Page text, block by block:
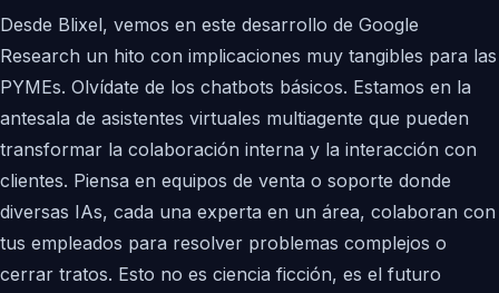
Desde Blixel, vemos en este desarrollo de Google
Research un hito con implicaciones muy tangibles para las
PYMEs. Olvídate de los chatbots básicos. Estamos en la
antesala de asistentes virtuales multiagente que pueden
transformar la colaboración interna y la interacción con
clientes. Piensa en equipos de venta o soporte donde
diversas IAs, cada una experta en un área, colaboran con
tus empleados para resolver problemas complejos o
cerrar tratos. Esto no es ciencia ficción, es el futuro